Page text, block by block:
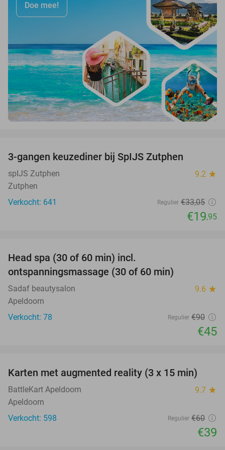
Doe mee!
3-gangen keuzediner bij SpIJS Zutphen
spIJS Zutphen 9.2 star
Zutphen
Verkocht: 641
Regulier €33,05
€19,95
Head spa (30 of 60 min) incl.
ontspanningsmassage (30 of 60 min)
Sadaf beautysalon 9.6 star
Apeldoorn
Verkocht: 78
Regulier €90
€45
35%
Karten met augmented reality (3 x 15 min)
BattleKart Apeldoorn 9.7 star
Apeldoorn
Verkocht: 598
Regulier €60
€39